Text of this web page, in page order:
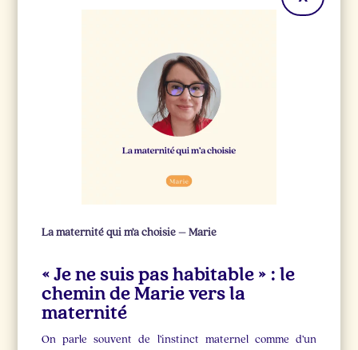
La maternité qui m’a choisie – Marie
« Je ne suis pas habitable » : le
chemin de Marie vers la
maternité
On parle souvent de l’instinct maternel comme d’un